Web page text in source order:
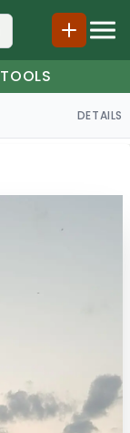
TOOLS
DETAILS